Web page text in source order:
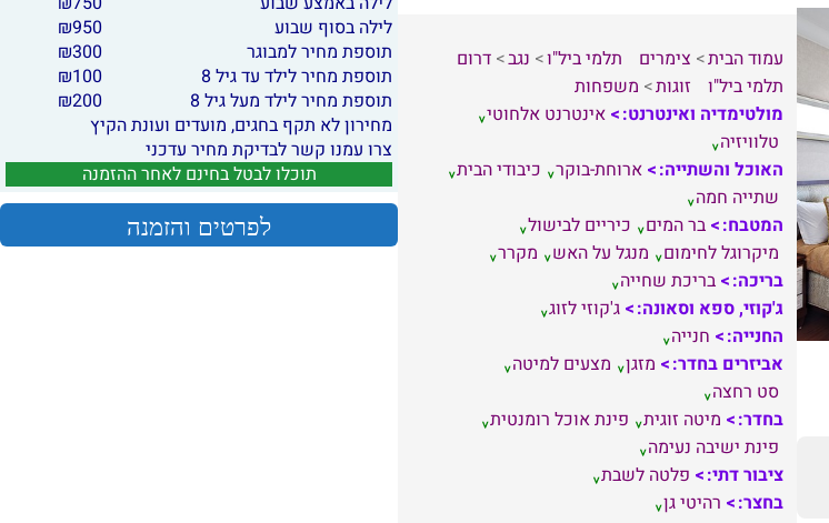
עמוד הבית צימרים תלמי ביל"ו נגב
דרום
תלמי ביל"ו
זוגות
משפחות
מולטימדיה ואינטרנט:
אינטרנט אלחוטי
טלוויזיה
האוכל והשתייה:
ארוחת-בוקר כיבודי הבית
שתייה חמה
המטבח:
בר המים
כיריים לבישול
מיקרוגל לחימום
מנגל על האש
מקרר
בריכה:
בריכת שחייה
ג'קוזי, ספא וסאונה:
ג'קוזי לזוג
החנייה:
חנייה
אביזרים בחדר:
מזגן מצעים למיטה
סט רחצה
בחדר:
מיטה זוגית פינת אוכל רומנטית
פינת ישיבה נעימה
ציבור דתי:
פלטה לשבת
בחצר:
רהיטי גן
לילה בסוף שבוע
950
₪
תוספת מחיר למבוגר
300
₪
תוספת מחיר לילד עד גיל 8
100
₪
תוספת מחיר לילד מעל גיל 8
200
₪
מחירון לא תקף בחגים, מועדים ועונת הקיץ
צרו עמנו קשר לבדיקת מחיר עדכני
תוכלו לבטל בחינם לאחר ההזמנה
לפרטים והזמנה